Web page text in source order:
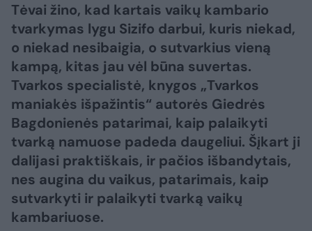
Tėvai žino, kad kartais vaikų kambario
tvarkymas lygu Sizifo darbui, kuris niekad,
o niekad nesibaigia, o sutvarkius vieną
kampą, kitas jau vėl būna suvertas.
Tvarkos specialistė, knygos „Tvarkos
maniakės išpažintis“ autorės Giedrės
Bagdonienės patarimai, kaip palaikyti
tvarką namuose padeda daugeliui. Šįkart ji
dalijasi praktiškais, ir pačios išbandytais,
nes augina du vaikus, patarimais, kaip
sutvarkyti ir palaikyti tvarką vaikų
kambariuose.